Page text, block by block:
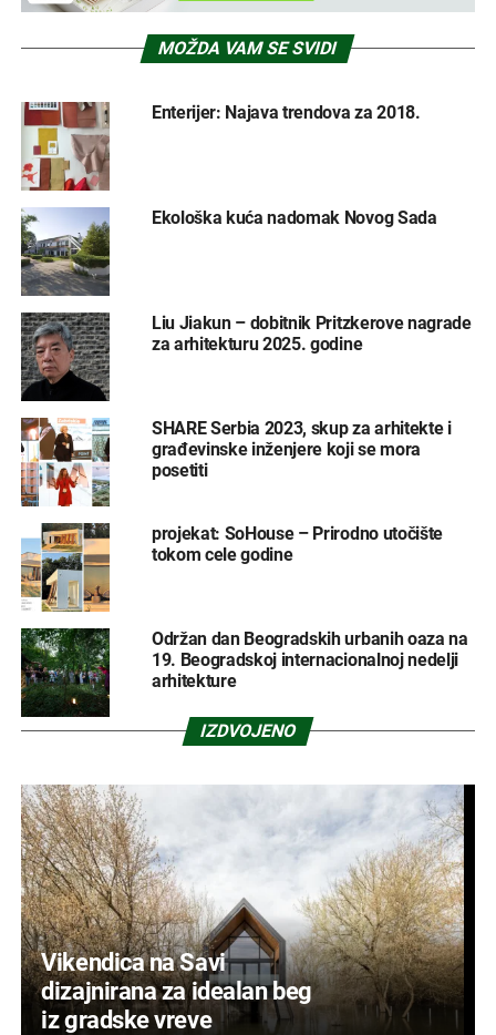
MOŽDA VAM SE SVIDI
Enterijer: Najava trendova za 2018.
Ekološka kuća nadomak Novog Sada
Liu Jiakun – dobitnik Pritzkerove nagrade
za arhitekturu 2025. godine
SHARE Serbia 2023, skup za arhitekte i
građevinske inženjere koji se mora
posetiti
projekat: SoHouse – Prirodno utočište
tokom cele godine
Održan dan Beogradskih urbanih oaza na
19. Beogradskoj internacionalnoj nedelji
arhitekture
IZDVOJENO
Vikendica na Savi
dizajnirana za idealan beg
iz gradske vreve